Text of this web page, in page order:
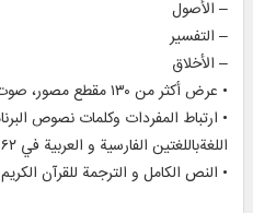
– الأصول
– التفسیر
– الأخلاق
• عرض أكثر من ۱۳۰ مقطع مصور، صوت، و فلم خاص بسماحته
اللغةباللغتین الفارسية و العربية في ۶۲ مجلداً
• النص الكامل و الترجمة للقرآن الكريم